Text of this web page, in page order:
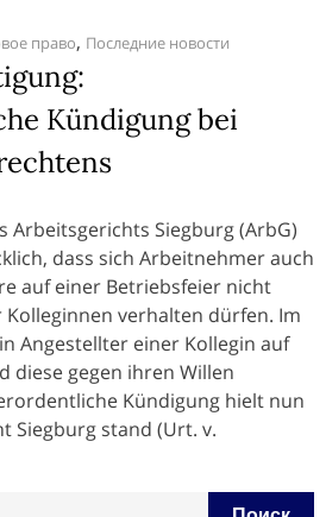
право, Последние новости
Kündigung bei
Arbeitsgerichts Siegburg (ArbG)
dass sich Arbeitnehmer auch
auf einer Betriebsfeier nicht
verhalten dürfen. Im
Angestellter einer Kollegin auf
diese gegen ihren Willen
Kündigung hielt nun
Siegburg stand (Urt. v.